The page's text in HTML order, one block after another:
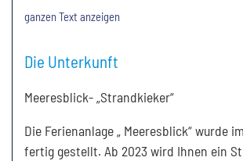
ganzen Text anzeigen
Die Unterkunft
Meeresblick- „Strandkieker“
Die Ferienanlage „ Meeresblick“ wurde
fertig gestellt. Ab 2023 wird Ihnen ein